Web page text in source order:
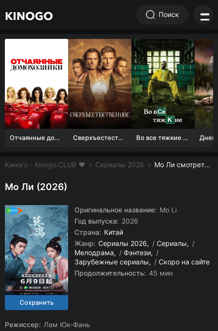
Поиск
Отчаянные домохозяйки (1 сезон) Сверхъестественное Во все тяжкие 1-5 сезон
Киного - Kinogo.CLUB ❤️ Сериалы 2026 Мо Ли смотреть онлайн бесплатно
Мо Ли (2026)
Оригинальное название: Mo Li
Год выпуска: 2026
Страна: Китай
Жанр: Сериалы 2026 / Сериалы
/
Мелодрама
/ Фэнтези
/
Зарубежные сериалы
/ Скоро на сайте
Продолжительность: 45 мин
Режиссер: Лам Юк-Фань